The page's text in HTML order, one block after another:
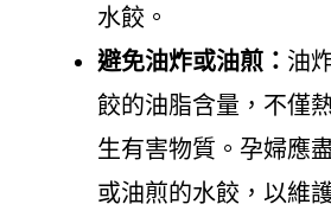
水餃。
避免油炸或油煎： 油
餃的油脂含量，不僅
生有害物質。孕婦應
或油煎的水餃，以維